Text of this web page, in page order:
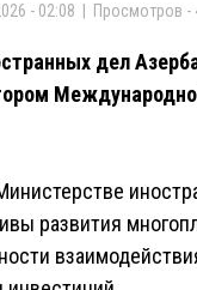
- 02:08 | Просмотров -
дел
развития